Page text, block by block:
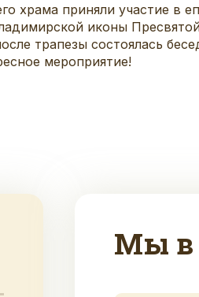
храма приняли участие в
иконы
трапезы состоялась
мероприятие!
Мы в